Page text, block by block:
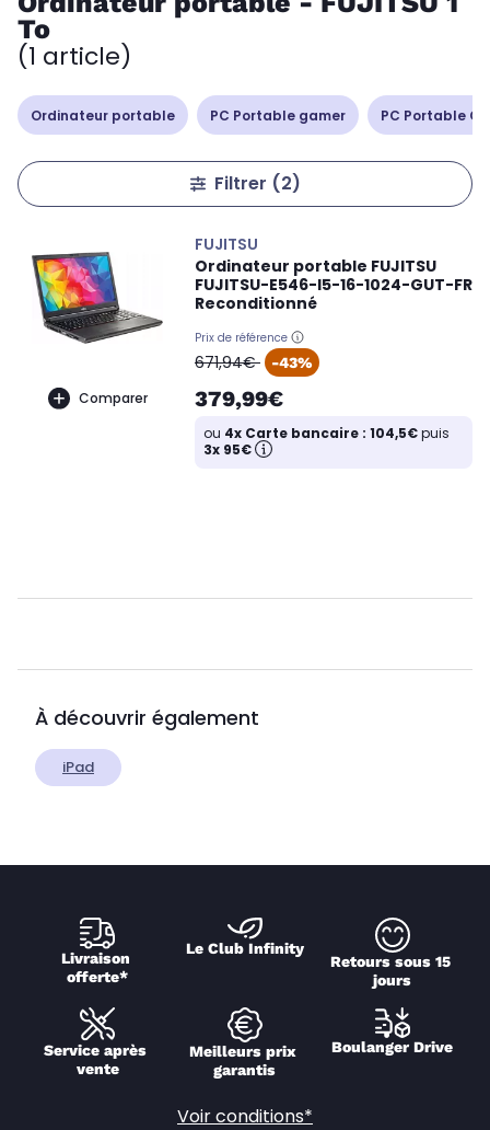
To
(1 article)
Ordinateur portable PC Portable gamer PC Portable
Filtrer (2)
Comparer
FUJITSU
Ordinateur portable FUJITSU
FUJITSU-E546-I5-16-1024-GUT-FR
Reconditionné
Prix de référence
oldPrice
671,94€ -43%
379,99€
ou 4x Carte bancaire : 104,5€puis
3x 95€
À découvrir également
iPad
Livraison
offerte*
Le Club Infinity
Retours sous 15
jours
Service après
vente
Meilleurs prix
garantis
Boulanger Drive
Voir conditions*